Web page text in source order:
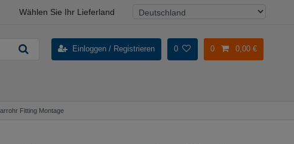
Wählen Sie Ihr Lieferland
Einloggen / Registrieren 0 0 0,00 €
Fitting Montage